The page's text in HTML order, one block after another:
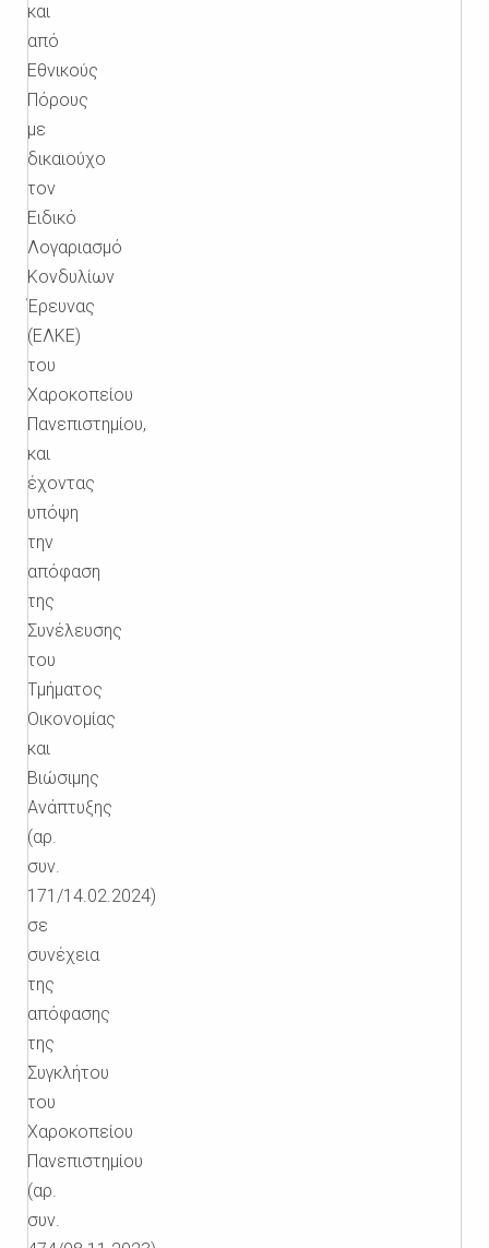
και
από
Εθνικούς
Πόρους
με
δικαιούχο
τον
Ειδικό
Λογαριασμό
Κονδυλίων
Έρευνας
(ΕΛΚΕ)
του
Χαροκοπείου
Πανεπιστημίου,
και
έχοντας
υπόψη
την
απόφαση
της
Συνέλευσης
του
Τμήματος
Οικονομίας
και
Βιώσιμης
Ανάπτυξης
(αρ.
συν.
171/14.02.2024)
σε
συνέχεια
της
απόφασης
της
Συγκλήτου
του
Χαροκοπείου
Πανεπιστημίου
(αρ.
συν.